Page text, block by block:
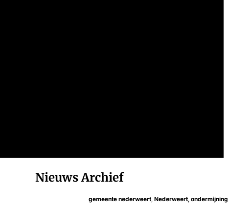
Nieuws Archief
gemeente nederweert Nederweert ondermijning